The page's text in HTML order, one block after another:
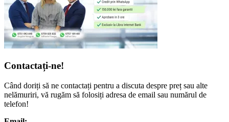
Contactați-ne!
Când doriți să ne contactați pentru a discuta despre preț sau alte
nelămuriri, vă rugăm să folosiți adresa de email sau numărul de
telefon!